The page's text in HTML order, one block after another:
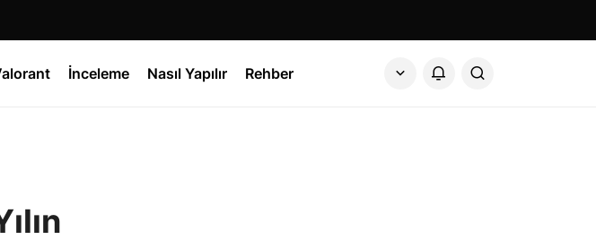
İnceleme Nasıl Yapılır Rehber